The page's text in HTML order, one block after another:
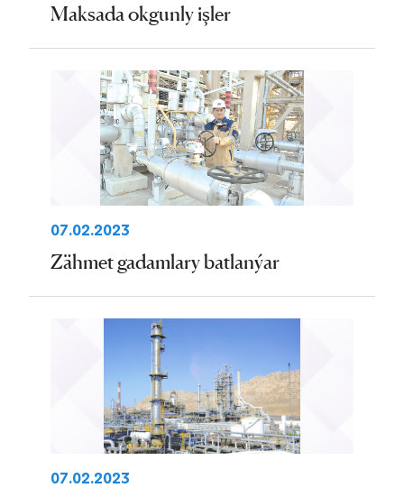
Maksada okgunly işler
07.02.2023
Zähmet gadamlary batlanýar
07.02.2023